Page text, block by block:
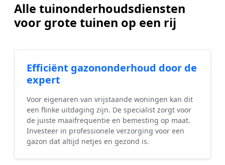
Alle tuinonderhoudsdiensten
voor grote tuinen op een rij
Efficiënt gazononderhoud door de
expert
Voor eigenaren van vrijstaande woningen kan dit
een flinke uitdaging zijn. De specialist zorgt voor
de juiste maaifrequentie en bemesting op maat.
Investeer in professionele verzorging voor een
gazon dat altijd netjes en gezond is.